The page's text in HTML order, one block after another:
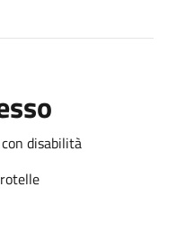
disabilità